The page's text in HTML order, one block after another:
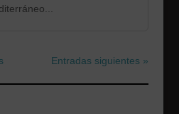
Entradas siguientes »